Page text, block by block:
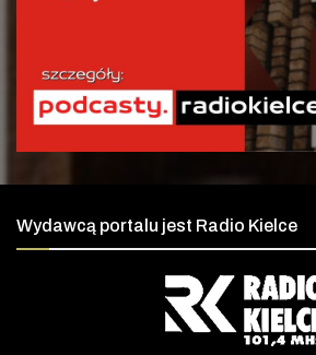
Wydawcą portalu jest Radio Kielce